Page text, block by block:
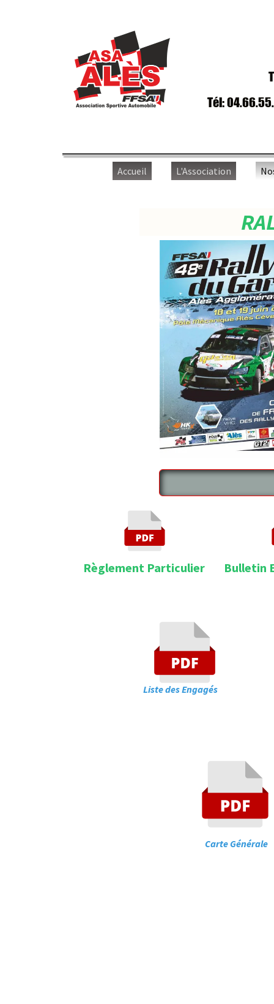
Accueil L'Association
Tél:
Bulletin
Règlement Particulier
Liste des
Carte